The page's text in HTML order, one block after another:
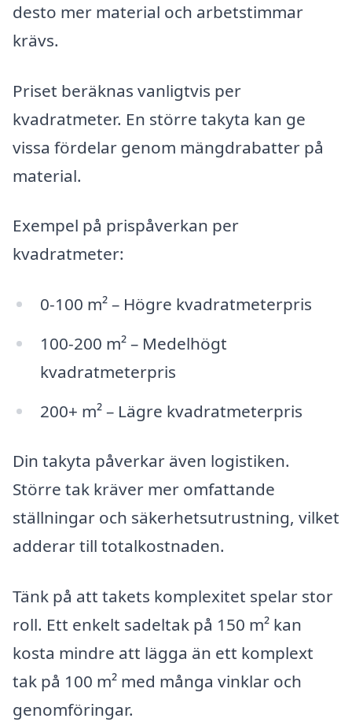
desto mer material och arbetstimmar
krävs.
Priset beräknas vanligtvis per
kvadratmeter. En större takyta kan ge
vissa fördelar genom mängdrabatter på
material.
Exempel på prispåverkan per
kvadratmeter:
0-100 m² – Högre kvadratmeterpris
100-200 m² – Medelhögt
kvadratmeterpris
200+ m² – Lägre kvadratmeterpris
Din takyta påverkar även logistiken.
Större tak kräver mer omfattande
ställningar och säkerhetsutrustning, vilket
adderar till totalkostnaden.
Tänk på att takets komplexitet spelar stor
roll. Ett enkelt sadeltak på 150 m² kan
kosta mindre att lägga än ett komplext
tak på 100 m² med många vinklar och
genomföringar.